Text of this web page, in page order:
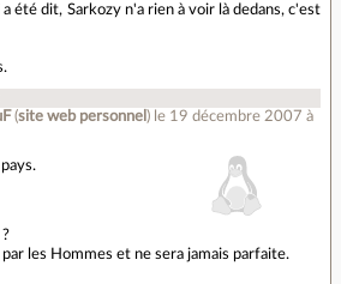
été dit, Sarkozy n'a rien à voir là dedans, c'est
(site web personnel ) le 19 décembre 2007 à
les Hommes et ne sera jamais parfaite.